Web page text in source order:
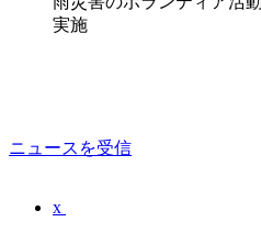
実施
ニュースを受信
x